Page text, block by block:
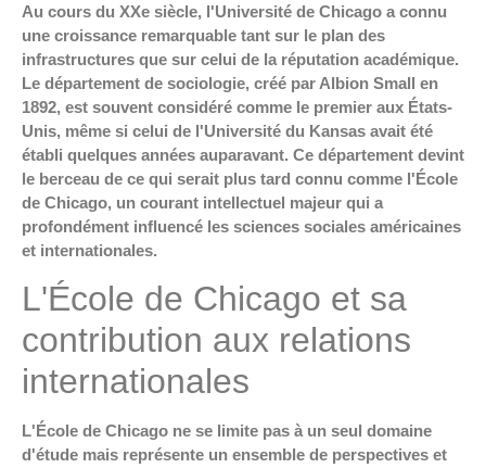
Au cours du XXe siècle, l'Université de Chicago a connu
une croissance remarquable tant sur le plan des
infrastructures que sur celui de la réputation académique.
Le département de sociologie, créé par Albion Small en
1892, est souvent considéré comme le premier aux États-
Unis, même si celui de l'Université du Kansas avait été
établi quelques années auparavant. Ce département devint
le berceau de ce qui serait plus tard connu comme l'École
de Chicago, un courant intellectuel majeur qui a
profondément influencé les sciences sociales américaines
et internationales.
L'École de Chicago et sa
contribution aux relations
internationales
L'École de Chicago ne se limite pas à un seul domaine
d'étude mais représente un ensemble de perspectives et